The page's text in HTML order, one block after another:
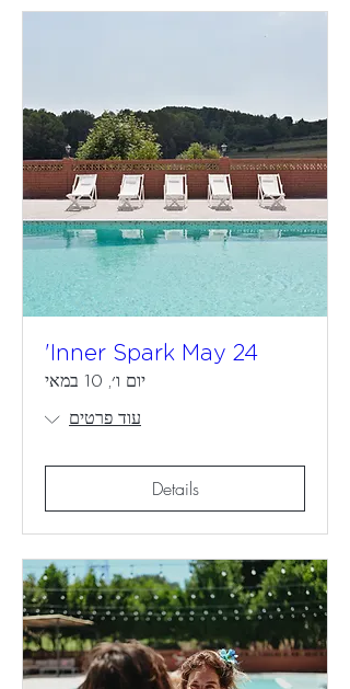
Inner Spark May 24'
יום ו׳, 10 במאי
עוד פרטים
Details